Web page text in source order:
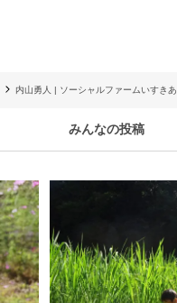
内山勇人 | ソーシャルファームいすきあ
みんなの投稿